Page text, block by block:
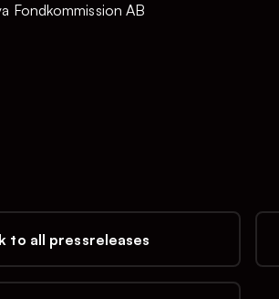
Fondkommission AB
to all pressreleases